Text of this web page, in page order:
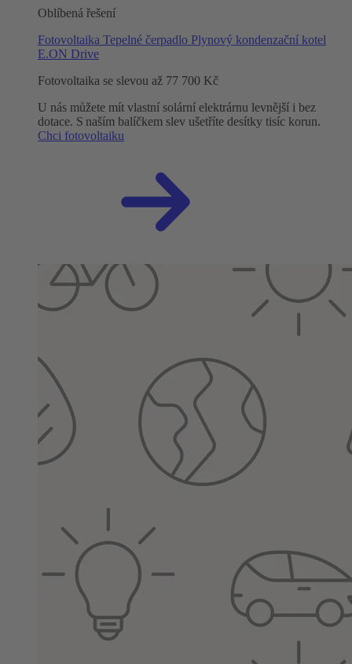
Oblíbená řešení
Fotovoltaika Tepelné čerpadlo Plynový kondenzační kotel
E.ON Drive
Fotovoltaika se slevou až 77 700 Kč
U nás můžete mít vlastní solární elektrárnu levnější i bez
dotace. S naším balíčkem slev ušetříte desítky tisíc korun.
Chci fotovoltaiku